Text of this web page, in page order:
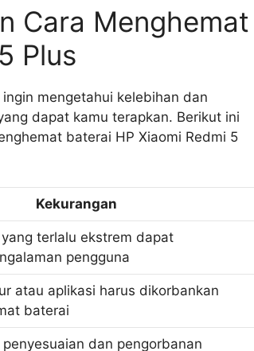
Cara Menghemat
Plus
mengetahui kelebihan dan
dapat kamu terapkan. Berikut ini
baterai HP Xiaomi Redmi 5
Kekurangan
yang terlalu ekstrem dapat
pengguna
atau aplikasi harus dikorbankan
baterai
dan pengorbanan